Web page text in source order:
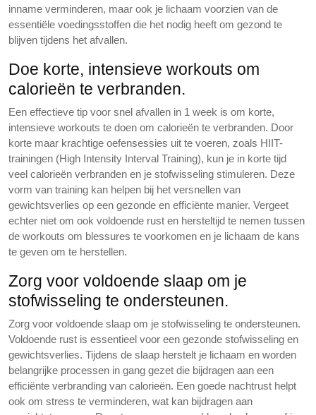
inname verminderen, maar ook je lichaam voorzien van de
essentiële voedingsstoffen die het nodig heeft om gezond te
blijven tijdens het afvallen.
Doe korte, intensieve workouts om
calorieën te verbranden.
Een effectieve tip voor snel afvallen in 1 week is om korte,
intensieve workouts te doen om calorieën te verbranden. Door
korte maar krachtige oefensessies uit te voeren, zoals HIIT-
trainingen (High Intensity Interval Training), kun je in korte tijd
veel calorieën verbranden en je stofwisseling stimuleren. Deze
vorm van training kan helpen bij het versnellen van
gewichtsverlies op een gezonde en efficiënte manier. Vergeet
echter niet om ook voldoende rust en hersteltijd te nemen tussen
de workouts om blessures te voorkomen en je lichaam de kans
te geven om te herstellen.
Zorg voor voldoende slaap om je
stofwisseling te ondersteunen.
Zorg voor voldoende slaap om je stofwisseling te ondersteunen.
Voldoende rust is essentieel voor een gezonde stofwisseling en
gewichtsverlies. Tijdens de slaap herstelt je lichaam en worden
belangrijke processen in gang gezet die bijdragen aan een
efficiënte verbranding van calorieën. Een goede nachtrust helpt
ook om stress te verminderen, wat kan bijdragen aan